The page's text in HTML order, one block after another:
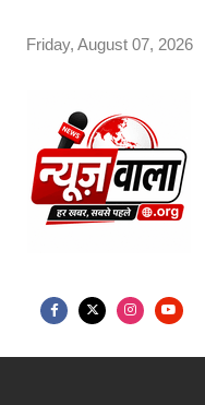
Friday, August 07, 2026